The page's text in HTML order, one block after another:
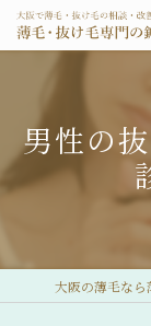
男性の